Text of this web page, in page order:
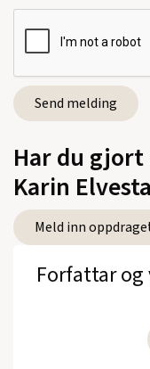
Har du
Karin
Meld inn
Forfattar og